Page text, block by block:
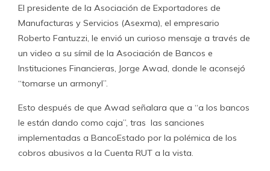
El presidente de la Asociación de Exportadores de
Manufacturas y Servicios (Asexma), el empresario
Roberto Fantuzzi, le envió un curioso mensaje a través de
un video a su símil de la Asociación de Bancos e
Instituciones Financieras, Jorge Awad, donde le aconsejó
“tomarse un armonyl”.
Esto después de que Awad señalara que a “a los bancos
le están dando como caja”, tras las sanciones
implementadas a BancoEstado por la polémica de los
cobros abusivos a la Cuenta RUT a la vista.